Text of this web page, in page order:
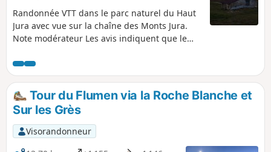
Randonnée VTT dans le parc naturel du Haut
Jura avec vue sur la chaîne des Monts Jura.
Note modérateur Les avis indiquent que le
un place ailleurs dans le village
Tour du Flumen via la Roche Blanche et
Sur les Grès
Visorandonneur